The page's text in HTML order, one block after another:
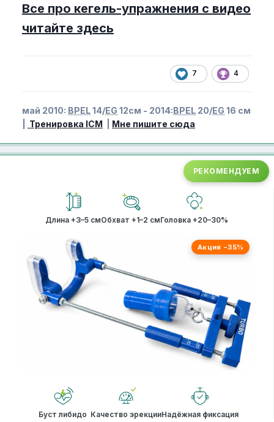
Все про кегель-упражнения с видео
читайте здесь
7 4
май 2010: BPEL14/EG 12см - 2014:BPEL 20/EG 16 см
Тренировка ICM Мне пишите сюда
РЕКОМЕНДУЕМ
Длина +3–5 смОбхват +1–2 смГоловка +20–30%
Акция −35%
Буст либидо Качество эрекцииНадёжная фиксация